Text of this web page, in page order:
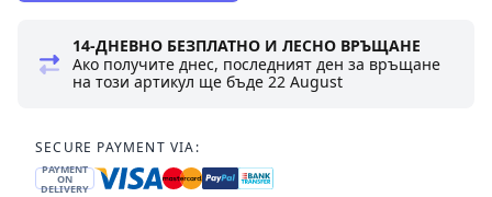
14-ДНЕВНО БЕЗПЛАТНО И ЛЕСНО ВРЪЩАНЕ
Ако получите днес, последният ден за връщане
на този артикул ще бъде22 August
SECURE PAYMENT VIA:
PAYMENT
ON
DELIVERY